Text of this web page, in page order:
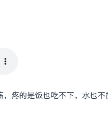
疼的是饭也吃不下，水也